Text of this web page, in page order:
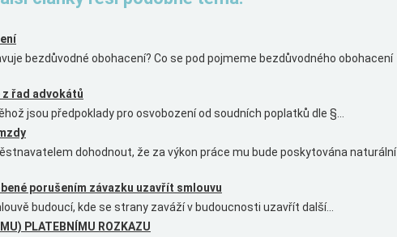
bezdůvodné obohacení? Co se pod pojmeme bezdůvodného obohacení
řad advokátů
jsou předpoklady pro osvobození od soudních poplatků dle §...
dohodnout, že za výkon práce mu bude poskytována naturální
porušením závazku uzavřít smlouvu
budoucí, kde se strany zaváží v budoucnosti uzavřít další...
PLATEBNÍMU ROZKAZU